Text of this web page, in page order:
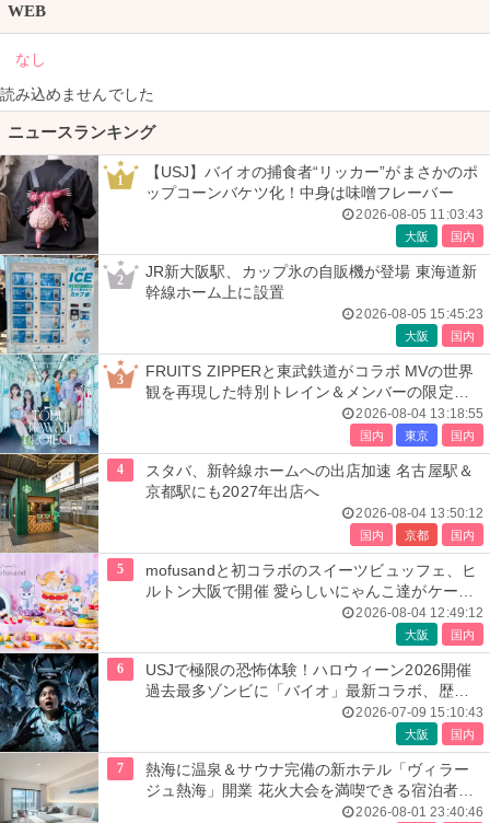
WEB
なし
読み込めませんでした
ニュースランキング
1
【USJ】バイオの捕食者“リッカー”がまさかのポ
ップコーンバケツ化！中身は味噌フレーバー
2026-08-05 11:03:43
大阪 国内
2
JR新大阪駅、カップ氷の自販機が登場 東海道新
幹線ホーム上に設置
2026-08-05 15:45:23
大阪 国内
3
FRUITS ZIPPERと東武鉄道がコラボ MVの世界
観を再現した特別トレイン＆メンバーの限定ア
2026-08-04 13:18:55
国内 東京 国内
4
スタバ、新幹線ホームへの出店加速 名古屋駅＆
京都駅にも2027年出店へ
2026-08-04 13:50:12
国内 京都 国内
5
mofusandと初コラボのスイーツビュッフェ、ヒ
ルトン大阪で開催 愛らしいにゃんこ達がケーキ
2026-08-04 12:49:12
大阪 国内
6
USJで極限の恐怖体験！ハロウィーン2026開催
過去最多ゾンビに「バイオ」最新コラボ、歴代
2026-07-09 15:10:43
大阪 国内
7
熱海に温泉＆サウナ完備の新ホテル「ヴィラー
ジュ熱海」開業 花火大会を満喫できる宿泊者専
2026-08-01 23:40:46